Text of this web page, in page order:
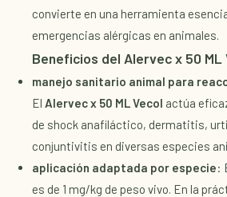
convierte en una herramienta
emergencias alérgicas en animales.
Beneficios del Alervec x 50 ML
manejo sanitario animal para
El Alervec x 50 ML Vecol actúa
de shock anafiláctico, dermatitis,
conjuntivitis en diversas especies
aplicación adaptada por especie:
es de 1 mg/kg de peso vivo. En la